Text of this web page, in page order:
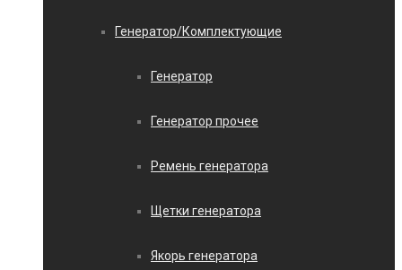
Генератор/Комплектующие
Генератор
Генератор прочее
Ремень генератора
Щетки генератора
Якорь генератора